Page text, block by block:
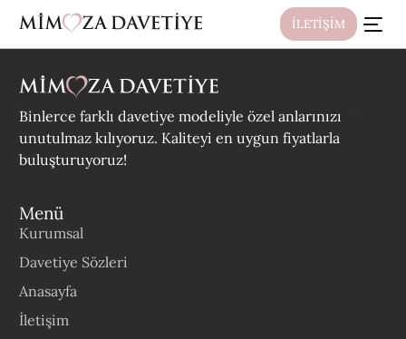
İLETİŞİM
Binlerce farklı davetiye modeliyle özel anlarınızı
unutulmaz kılıyoruz. Kaliteyi en uygun fiyatlarla
buluşturuyoruz!
Menü
Kurumsal
Davetiye Sözleri
Anasayfa
İletişim